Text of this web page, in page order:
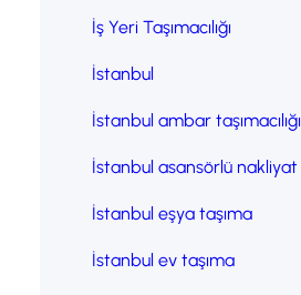
İş Yeri Taşımacılığı
İstanbul
İstanbul ambar taşımacılığı
İstanbul asansörlü nakliyat
İstanbul eşya taşıma
İstanbul ev taşıma